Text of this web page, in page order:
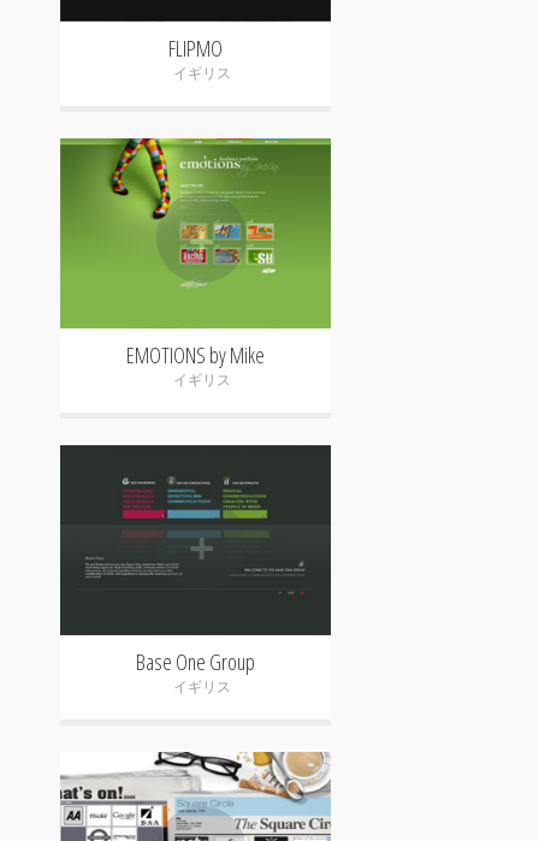
FLIPMO
イギリス
+
EMOTIONS by Mike
イギリス
+
Base One Group
イギリス